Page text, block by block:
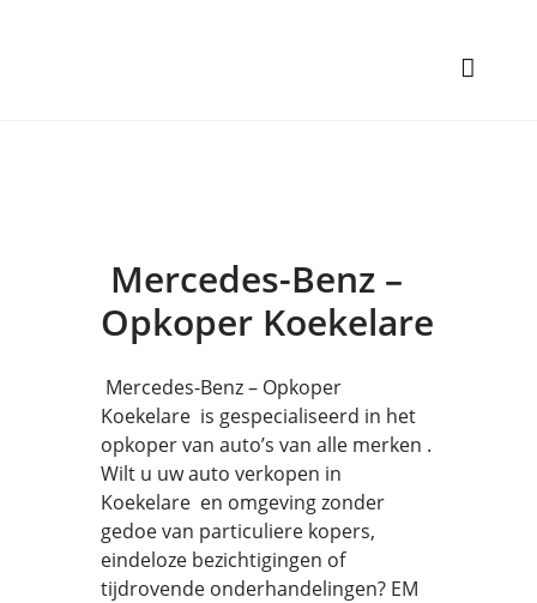
Mercedes-Benz –
Opkoper Koekelare
Mercedes-Benz – Opkoper
Koekelare is gespecialiseerd in het
opkoper van auto’s van alle merken .
Wilt u uw auto verkopen in
Koekelare en omgeving zonder
gedoe van particuliere kopers,
eindeloze bezichtigingen of
tijdrovende onderhandelingen? EM